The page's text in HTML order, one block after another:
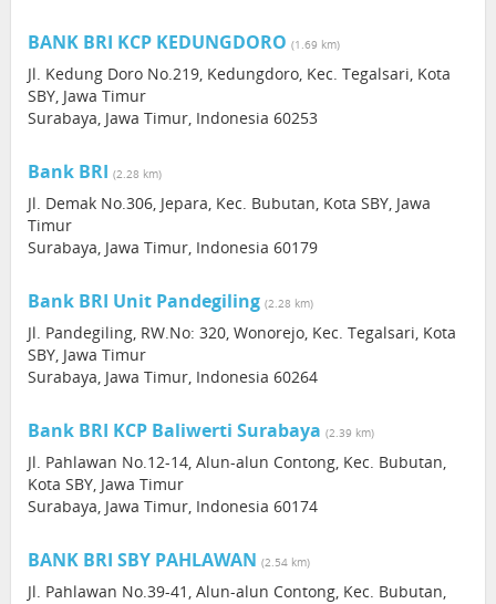
BANK BRI KCP KEDUNGDORO (1.69 km)
Jl. Kedung Doro No.219, Kedungdoro, Kec. Tegalsari, Kota
SBY, Jawa Timur
Surabaya, Jawa Timur, Indonesia 60253
Bank BRI (2.28 km)
Jl. Demak No.306, Jepara, Kec. Bubutan, Kota SBY, Jawa
Timur
Surabaya, Jawa Timur, Indonesia 60179
Bank BRI Unit Pandegiling (2.28 km)
Jl. Pandegiling, RW.No: 320, Wonorejo, Kec. Tegalsari, Kota
SBY, Jawa Timur
Surabaya, Jawa Timur, Indonesia 60264
Bank BRI KCP Baliwerti Surabaya (2.39 km)
Jl. Pahlawan No.12-14, Alun-alun Contong, Kec. Bubutan,
Kota SBY, Jawa Timur
Surabaya, Jawa Timur, Indonesia 60174
BANK BRI SBY PAHLAWAN (2.54 km)
Jl. Pahlawan No.39-41, Alun-alun Contong, Kec. Bubutan,